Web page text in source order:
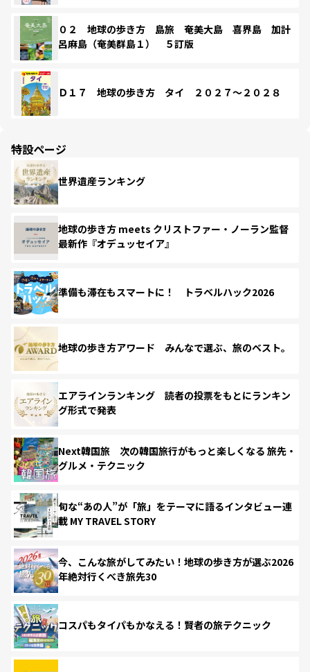
０２ 地球の歩き方 島旅 奄美大島 喜界島 加計
呂麻島（奄美群島１） ５訂版
Ｄ１７ 地球の歩き方 タイ ２０２７～２０２８
特設ページ
世界遺産ランキング
地球の歩き方 meets クリストファー・ノーラン監督
最新作『オデュッセイア』
準備も滞在もスマートに！ トラベルハック2026
地球の歩き方アワード みんなで選ぶ、旅のベスト。
エアラインランキング 読者の投票をもとにランキン
グ形式で発表
Next韓国旅 次の韓国旅行がもっと楽しくなる 旅先・
グルメ・テクニック
旬な“あの人”が「旅」をテーマに語るインタビュー連
載 MY TRAVEL STORY
今、こんな旅がしてみたい！地球の歩き方が選ぶ2026
年絶対行くべき旅先30
コスパもタイパもかなえる！賢者の旅テクニック